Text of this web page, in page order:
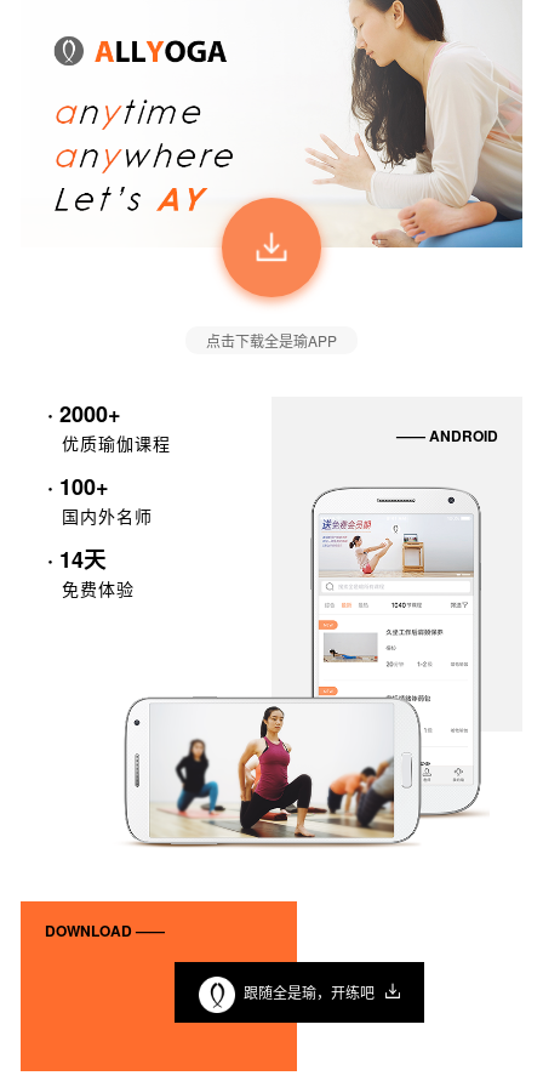
点击下载全是瑜APP
· 2000+
优质瑜伽课程
· 100+
国内外名师
· 14天
免费体验
—— ANDROID
DOWNLOAD ——
跟随全是瑜，开练吧